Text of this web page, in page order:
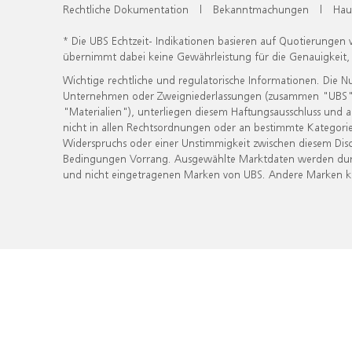
Rechtliche Dokumentation | Bekanntmachungen |
* Die UBS Echtzeit- Indikationen basieren auf
übernimmt dabei keine Gewährleistung für die
Wichtige rechtliche und regulatorische Informationen. Die
Unternehmen oder Zweigniederlassungen (zusammen
"Materialien"), unterliegen diesem Haftungsausschluss
nicht in allen Rechtsordnungen oder an bestimmte
Widerspruchs oder einer Unstimmigkeit zwischen diesem
Bedingungen Vorrang. Ausgewählte Marktdaten werden
und nicht eingetragenen Marken von UBS. Andere Marken